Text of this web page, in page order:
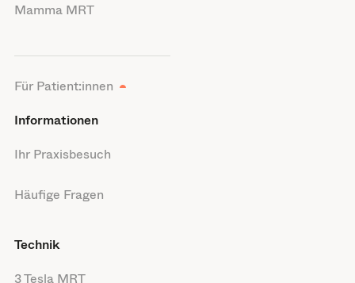
Mamma MRT
Für Patient:innen
Informationen
Ihr Praxisbesuch
Häufige Fragen
Technik
3 Tesla MRT